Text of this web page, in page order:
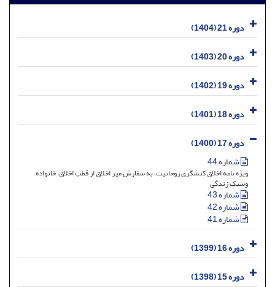
دوره 21 (1404)
دوره 20 (1403)
دوره 19 (1402)
دوره 18 (1401)
دوره 17 (1400)
شماره 44
ویژه نامه اخلاق کنشگری روحانیت، به سفارش میز اخلاق از قطب اخلاق، خانواده
وسبک زندگی
شماره 43
شماره 42
شماره 41
دوره 16 (1399)
دوره 15 (1398)